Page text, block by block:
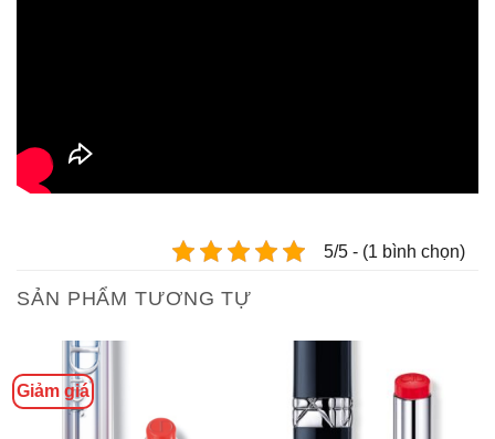
5/5 - (1 bình chọn)
SẢN PHẨM TƯƠNG TỰ
Giảm giá